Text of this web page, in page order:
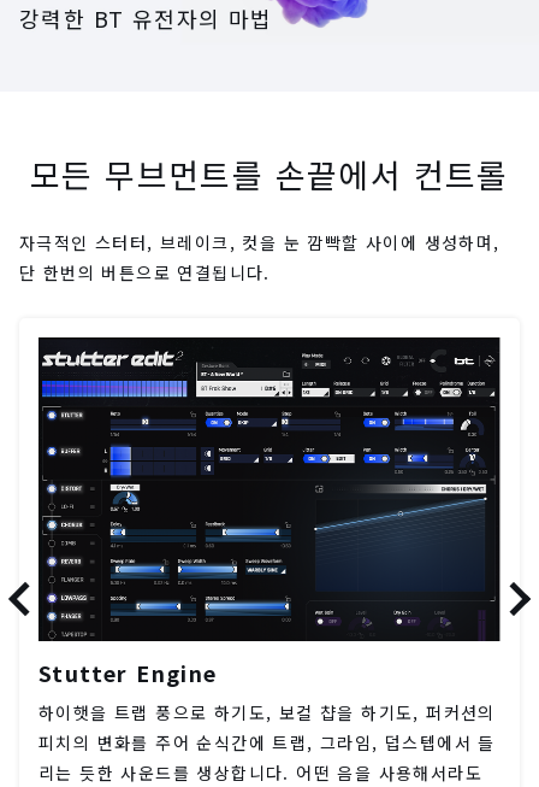
강력한 BT 유전자의 마법
모든 무브먼트를 손끝에서 컨트롤
자극적인 스터터, 브레이크, 컷을 눈 깜빡할 사이에 생성하며,
단 한번의 버튼으로 연결됩니다.
Stutter Engine
하이햇을 트랩 풍으로 하기도, 보컬 챱을 하기도, 퍼커션의
피치의 변화를 주어 순식간에 트랩, 그라임, 덥스텝에서 들
리는 듯한 사운드를 생상합니다. 어떤 음을 사용해서라도